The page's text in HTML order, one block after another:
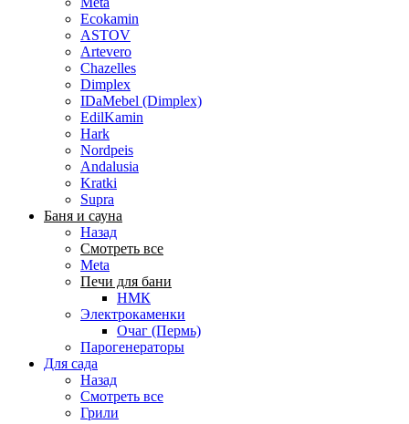
Ecokamin
ASTOV
Artevero
Chazelles
Dimplex
IDaMebel (Dimplex)
EdilKamin
Hark
Nordpeis
Andalusia
Kratki
Supra
Баня и сауна
Назад
Смотреть все
Meta
Печи для бани
НМК
Электрокаменки
Очаг (Пермь)
Парогенераторы
Для сада
Назад
Смотреть все
Грили